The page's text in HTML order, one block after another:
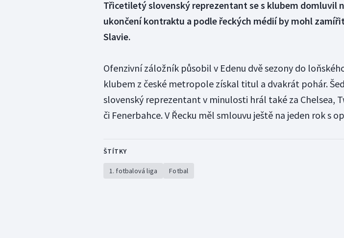
Třicetiletý slovenský reprezentant se s klubem domluvil
ukončení kontraktu a podle řeckých médií by mohl
Slavie.
Ofenzivní záložník působil v Edenu dvě sezony do
klubem z české metropole získal titul a dvakrát pohár.
slovenský reprezentant v minulosti hrál také za Chelsea,
či Fenerbahce. V Řecku měl smlouvu ještě na jeden rok s
ŠTÍTKY
1. fotbalová liga Fotbal